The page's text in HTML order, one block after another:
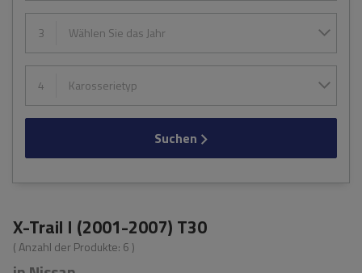
3 Wählen Sie das Jahr
4 Karosserietyp
Suchen
X-Trail I (2001-2007) T30
( Anzahl der Produkte: 6 )